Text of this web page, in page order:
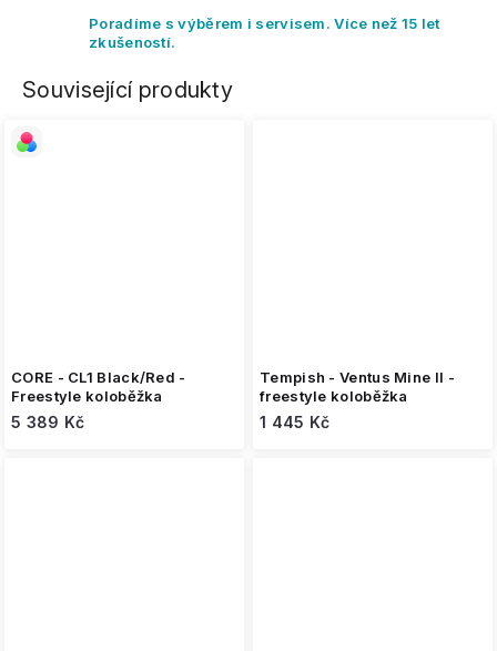
Poradíme s výběrem i servisem. Více než 15 let
zkušeností.
Související produkty
CORE - CL1 Black/Red -
Freestyle koloběžka
5 389 Kč
Tempish - Ventus Mine II -
freestyle koloběžka
1 445 Kč